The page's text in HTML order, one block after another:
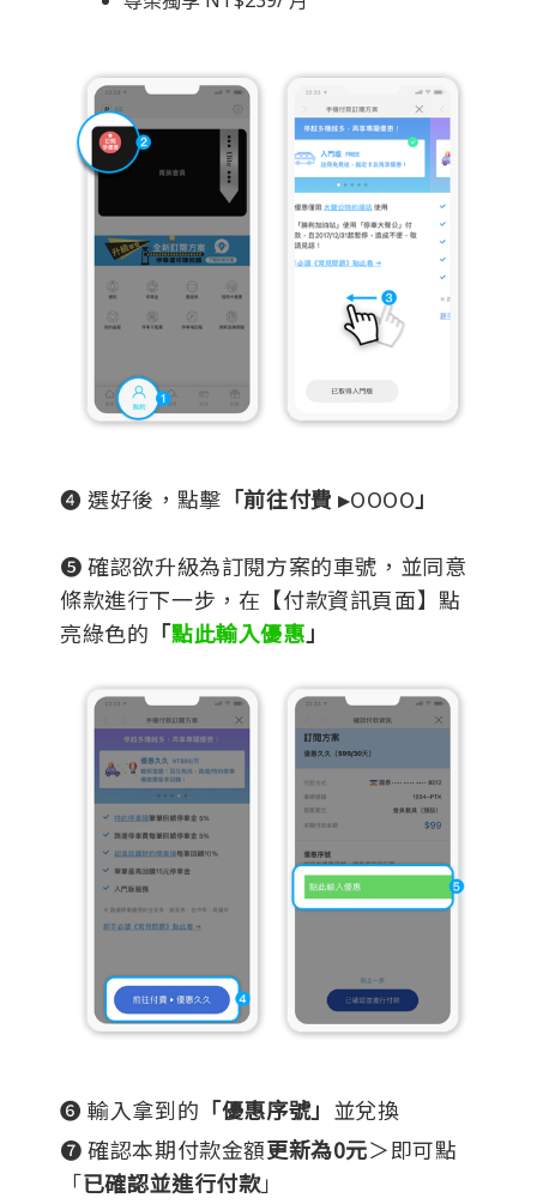
❹ 選好後，點擊 「前往付費 ▸OOOO 」
❺ 確認欲升級為訂閱方案的車號，並同意
條款進行下一步，在【付款資訊頁面】點
亮綠色的 「點此輸入優惠 」
❻ 輸入拿到的 「優惠序號」 並兌換
❼ 確認本期付款金額更新為0元＞即可點
「已確認並進行付款」